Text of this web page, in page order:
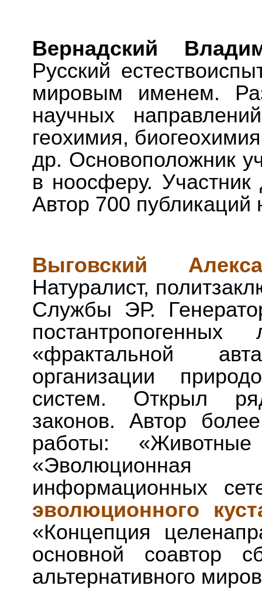
Вернадский
Русский
мировым именем.
научных
геохимия,
др. Основоположник
в ноосферу. Участник
Автор 700 публикаций
Выговский
Натуралист,
Службы ЭР.
«фрактальной
организации
систем. Открыл
законов. Автор
работы:
информационных
эволюционного
«Концепция
основной соавтор
альтернативного